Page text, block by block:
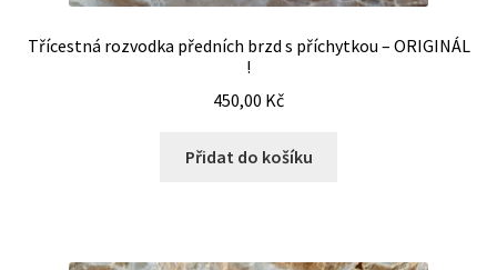
Třícestná rozvodka předních brzd s příchytkou – ORIGINÁL
!
450,00 Kč
Přidat do košíku